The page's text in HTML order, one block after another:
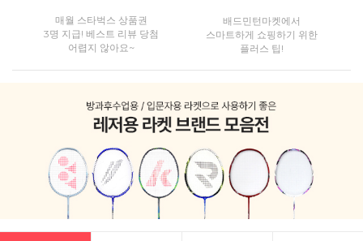
매월 스타벅스 상품권
3명 지급! 베스트 리뷰 당첨
어렵지 않아요~
배드민턴마켓에서
스마트하게 쇼핑하기 위한
플러스 팁!